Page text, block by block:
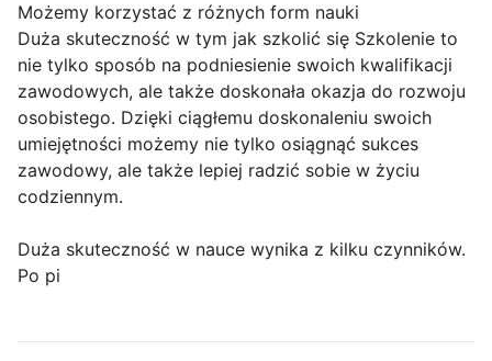
Możemy korzystać z różnych form nauki
Duża skuteczność w tym jak szkolić się Szkolenie to
nie tylko sposób na podniesienie swoich kwalifikacji
zawodowych, ale także doskonała okazja do rozwoju
osobistego. Dzięki ciągłemu doskonaleniu swoich
umiejętności możemy nie tylko osiągnąć sukces
zawodowy, ale także lepiej radzić sobie w życiu
codziennym.
Duża skuteczność w nauce wynika z kilku czynników.
Po pi